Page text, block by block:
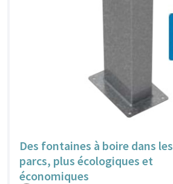
Des fontaines à boire dans les
parcs, plus écologiques et
économiques